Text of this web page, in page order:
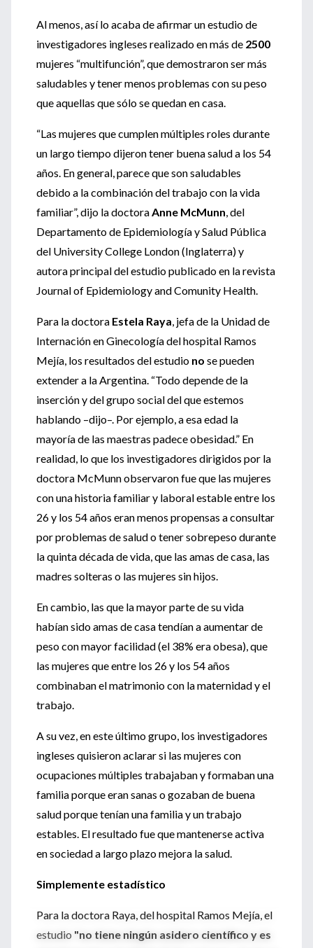
Al menos, así lo acaba de afirmar un estudio de
investigadores ingleses realizado en más de 2500
mujeres “multifunción”, que demostraron ser más
saludables y tener menos problemas con su peso
que aquellas que sólo se quedan en casa.
“Las mujeres que cumplen múltiples roles durante
un largo tiempo dijeron tener buena salud a los 54
años. En general, parece que son saludables
debido a la combinación del trabajo con la vida
familiar”, dijo la doctoraAnne McMunn, del
Departamento de Epidemiología y Salud Pública
del University College London (Inglaterra) y
autora principal del estudio publicado en la revista
Journal of Epidemiology and Comunity Health.
Para la doctora Estela Raya, jefa de la Unidad de
Internación en Ginecología del hospital Ramos
Mejía, los resultados del estudio no se pueden
extender a la Argentina. “Todo depende de la
inserción y del grupo social del que estemos
hablando –dijo–. Por ejemplo, a esa edad la
mayoría de las maestras padece obesidad.” En
realidad, lo que los investigadores dirigidos por la
doctora McMunn observaron fue que las mujeres
con una historia familiar y laboral estable entre los
26 y los 54 años eran menos propensas a consultar
por problemas de salud o tener sobrepeso durante
la quinta década de vida, que las amas de casa, las
madres solteras o las mujeres sin hijos.
En cambio, las que la mayor parte de su vida
habían sido amas de casa tendían a aumentar de
peso con mayor facilidad (el 38% era obesa), que
las mujeres que entre los 26 y los 54 años
combinaban el matrimonio con la maternidad y el
trabajo.
A su vez, en este último grupo, los investigadores
ingleses quisieron aclarar si las mujeres con
ocupaciones múltiples trabajaban y formaban una
familia porque eran sanas o gozaban de buena
salud porque tenían una familia y un trabajo
estables. El resultado fue que mantenerse activa
en sociedad a largo plazo mejora la salud.
Simplemente estadístico
Para la doctora Raya, del hospital Ramos Mejía, el
estudio "no tiene ningún asidero científico y es